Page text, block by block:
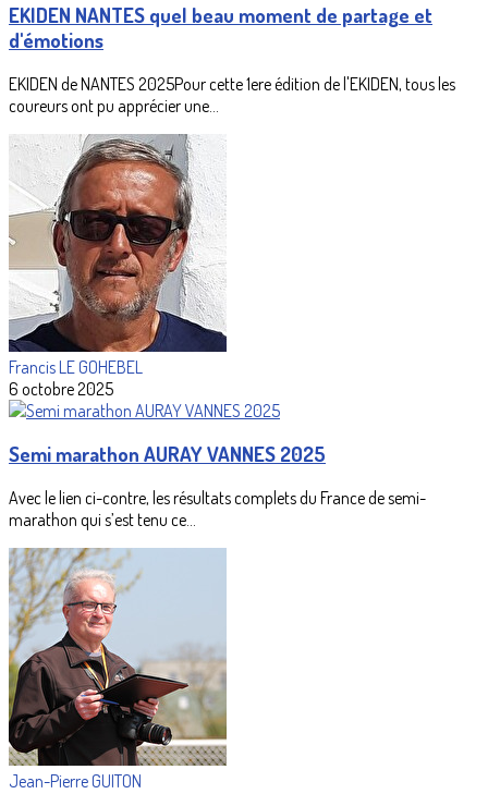
EKIDEN NANTES quel beau moment de partage et
d'émotions
EKIDEN de NANTES 2025Pour cette 1ere édition de l'EKIDEN, tous les
coureurs ont pu apprécier une...
Francis LE GOHEBEL
6 octobre 2025
Semi marathon AURAY VANNES 2025
Avec le lien ci-contre, les résultats complets du France de semi-
marathon qui s’est tenu ce...
Jean-Pierre GUITON